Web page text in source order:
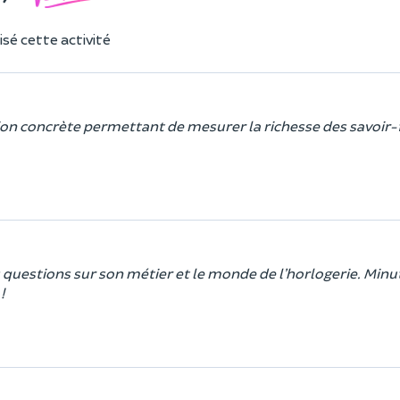
cette activité
concrète permettant de mesurer la richesse des savoir-
sur son métier et le monde de l’horlogerie.